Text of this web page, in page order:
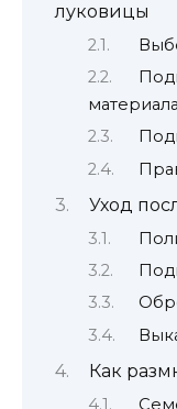
луковицы
материала
Уход
Как